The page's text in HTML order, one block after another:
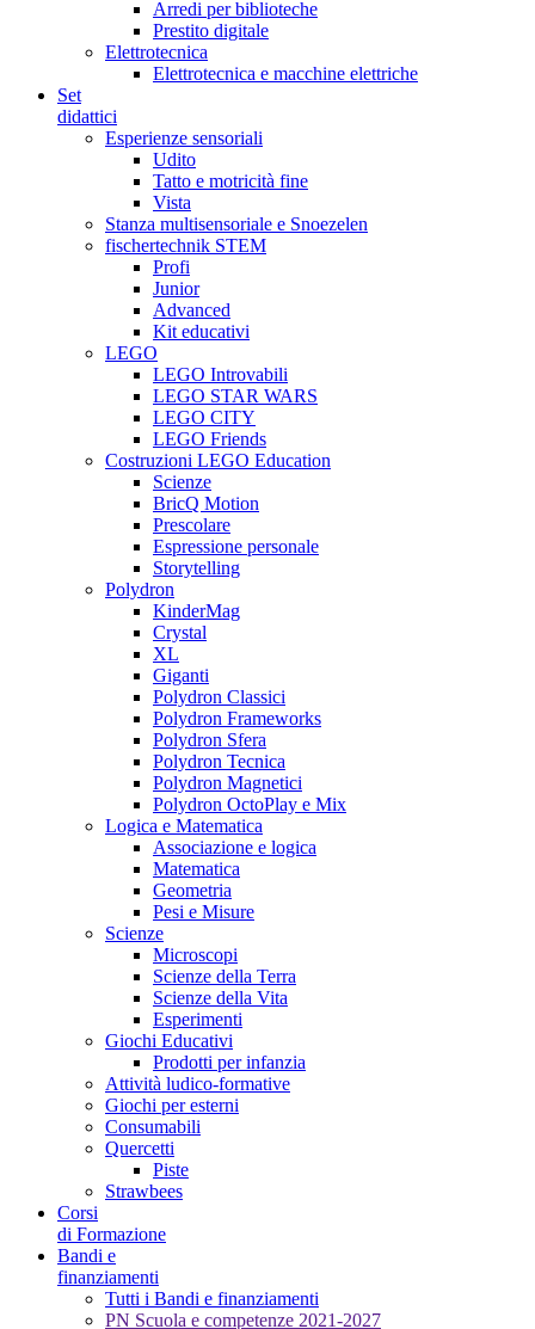
Arredi per biblioteche
Prestito digitale
Elettrotecnica
Elettrotecnica e macchine elettriche
Set
didattici
Esperienze sensoriali
Udito
Tatto e motricità fine
Vista
Stanza multisensoriale e Snoezelen
fischertechnik STEM
Profi
Junior
Advanced
Kit educativi
LEGO
LEGO Introvabili
LEGO STAR WARS
LEGO CITY
LEGO Friends
Costruzioni LEGO Education
Scienze
BricQ Motion
Prescolare
Espressione personale
Storytelling
Polydron
KinderMag
Crystal
XL
Giganti
Polydron Classici
Polydron Frameworks
Polydron Sfera
Polydron Tecnica
Polydron Magnetici
Polydron OctoPlay e Mix
Logica e Matematica
Associazione e logica
Matematica
Geometria
Pesi e Misure
Scienze
Microscopi
Scienze della Terra
Scienze della Vita
Esperimenti
Giochi Educativi
Prodotti per infanzia
Attività ludico-formative
Giochi per esterni
Consumabili
Quercetti
Piste
Strawbees
Corsi
di Formazione
Bandi e
finanziamenti
Tutti i Bandi e finanziamenti
PN Scuola e competenze 2021-2027